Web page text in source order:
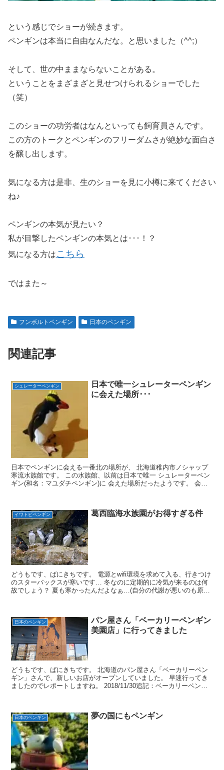
という感じでショーが続きます。
ペンギンは本当に自由なんだな。と思いました（^^;）
そして、世の中ままならないことがある。
ということをまざまざと見せつけられるショーでした
（笑）
このショーの功労者はなんといっても飼育員さんです。
この方のトークとペンギンのフリーダムさが絶妙な面白さ
を醸し出します。
気になる方は是非、生のショーを見に小樽に来てください
ね♪
ペンギンの本気が見たい？
私が目撃したペンギンの本気とは･･･！？
気になる方はこちら
ではまた～
フンボルトペンギン 日本のペンギン
関連記事
シュレーターペンギン
日本で唯一シュレーターペンギン
に会えた場所･･･
日本でペンギンに会える一番北の場所が、 北海道稚内市ノシャップ
寒流水族館です。 この水族館、以前は日本で唯一 シュレーターペン
ギン(和名：マユダチペンギン)に 会えた場所だったようです。 会え
イワトビペンギン 葛西臨海水族園がお得すぎる件
どうもです、ばにきちです。 電源とwifi環境を求めて入る、行きつけ
のスターバックスが寒いです… 冬なのに定期的に冷気が来るのは何
故でしょう？ 夏も寒かったんだよなぁ…(自分の代謝が悪いのも原因
日本のペンギン
パン屋さん「ベーカリーペンギン
美園店」に行ってきました
どうもです、ばにきちです。 北海道のパン屋さん「ベーカリーペン
ギン」さんで、新しいお店がオープンしていました。 早速行ってき
ましたのでレポートしますね。 2018/11/30追記：ベーカリーペンギ
日本のペンギン 夢の国にもペンギン